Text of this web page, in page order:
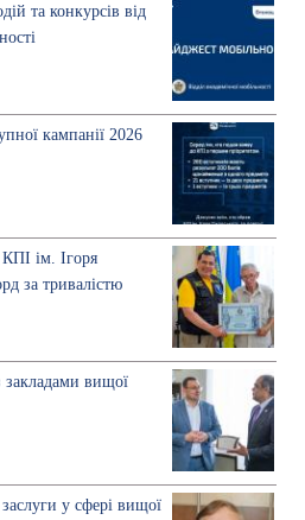
та конкурсів від
кампанії 2026
ім. Ігоря
за тривалістю
закладами вищої
у сфері вищої